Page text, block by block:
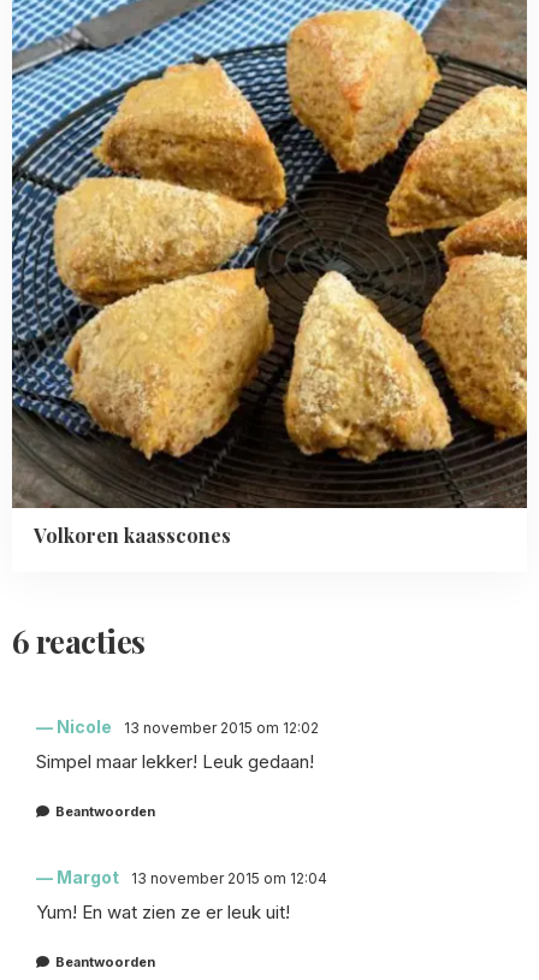
Volkoren kaasscones
kaasscones
6 reacties
Nicole 13 november 2015 om 12:02
Simpel maar lekker! Leuk gedaan!
Beantwoorden
Margot 13 november 2015 om 12:04
Yum! En wat zien ze er leuk uit!
Beantwoorden